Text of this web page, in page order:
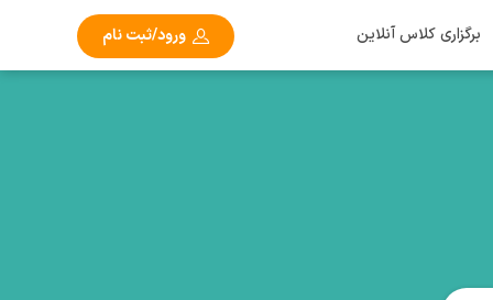
ورود/ثبت نام برگزاری کلاس آنلاین